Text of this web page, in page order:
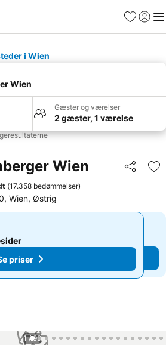
Favoritter
Log ind
i Wien
Wien
Gæster og værelser
2 gæster, 1 værelse
Wien Del
(17.358 bedømmelser)
Wien, Østrig
Se priser
priser
1 / 99